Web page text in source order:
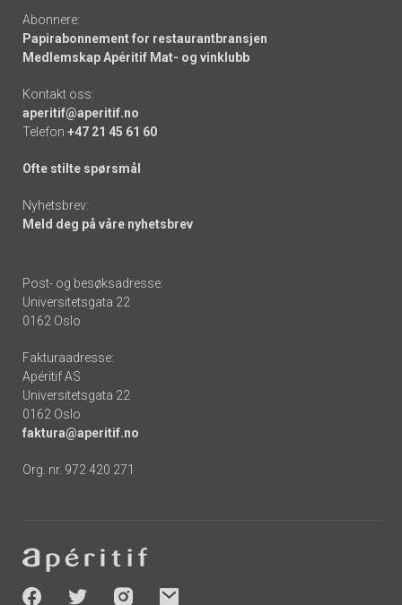
Abonnere:
Papirabonnement for restaurantbransjen
Medlemskap Apéritif Mat- og vinklubb
Kontakt oss:
aperitif@aperitif.no
Telefon +47 21 45 61 60
Ofte stilte spørsmål
Nyhetsbrev:
Meld deg på våre nyhetsbrev
Post- og besøksadresse:
Universitetsgata 22
0162 Oslo
Fakturaadresse:
Apéritif AS
Universitetsgata 22
0162 Oslo
faktura@aperitif.no
Org. nr. 972 420 271
-